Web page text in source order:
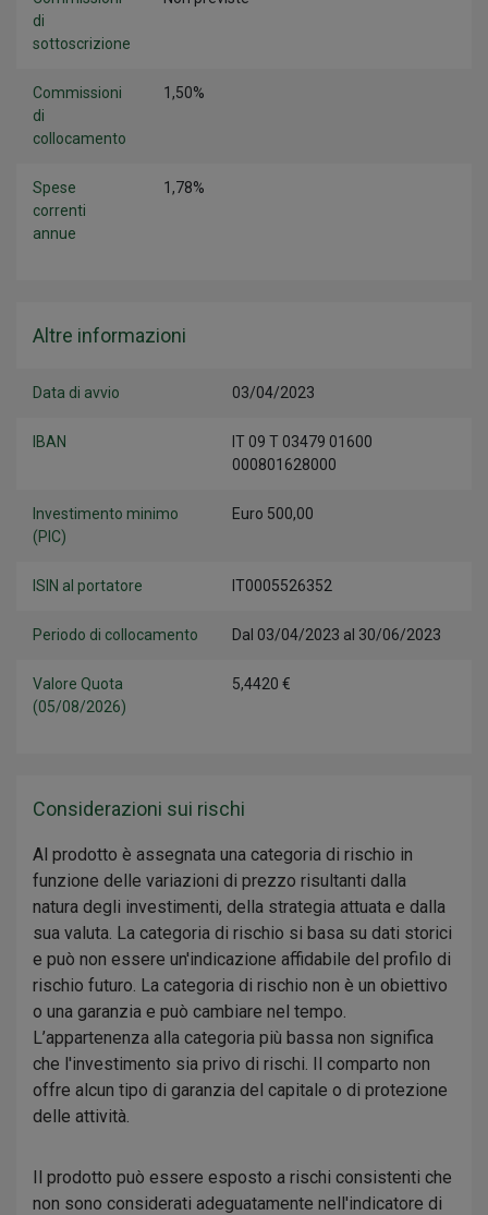
di
sottoscrizione
Commissioni
di
collocamento
1,50%
Spese
correnti
annue
1,78%
Altre informazioni
Data di avvio 03/04/2023
IBAN
IT 09 T 03479 01600
000801628000
Investimento minimo
(PIC)
Euro 500,00
ISIN al portatore IT0005526352
Periodo di collocamento Dal 03/04/2023 al 30/06/2023
Valore Quota
(05/08/2026)
5,4420 €
Considerazioni sui rischi
Al prodotto è assegnata una categoria di rischio in
funzione delle variazioni di prezzo risultanti dalla
natura degli investimenti, della strategia attuata e dalla
sua valuta. La categoria di rischio si basa su dati storici
e può non essere un'indicazione affidabile del profilo di
rischio futuro. La categoria di rischio non è un obiettivo
o una garanzia e può cambiare nel tempo.
L’appartenenza alla categoria più bassa non significa
che l'investimento sia privo di rischi. Il comparto non
offre alcun tipo di garanzia del capitale o di protezione
delle attività.
Il prodotto può essere esposto a rischi consistenti che
non sono considerati adeguatamente nell'indicatore di